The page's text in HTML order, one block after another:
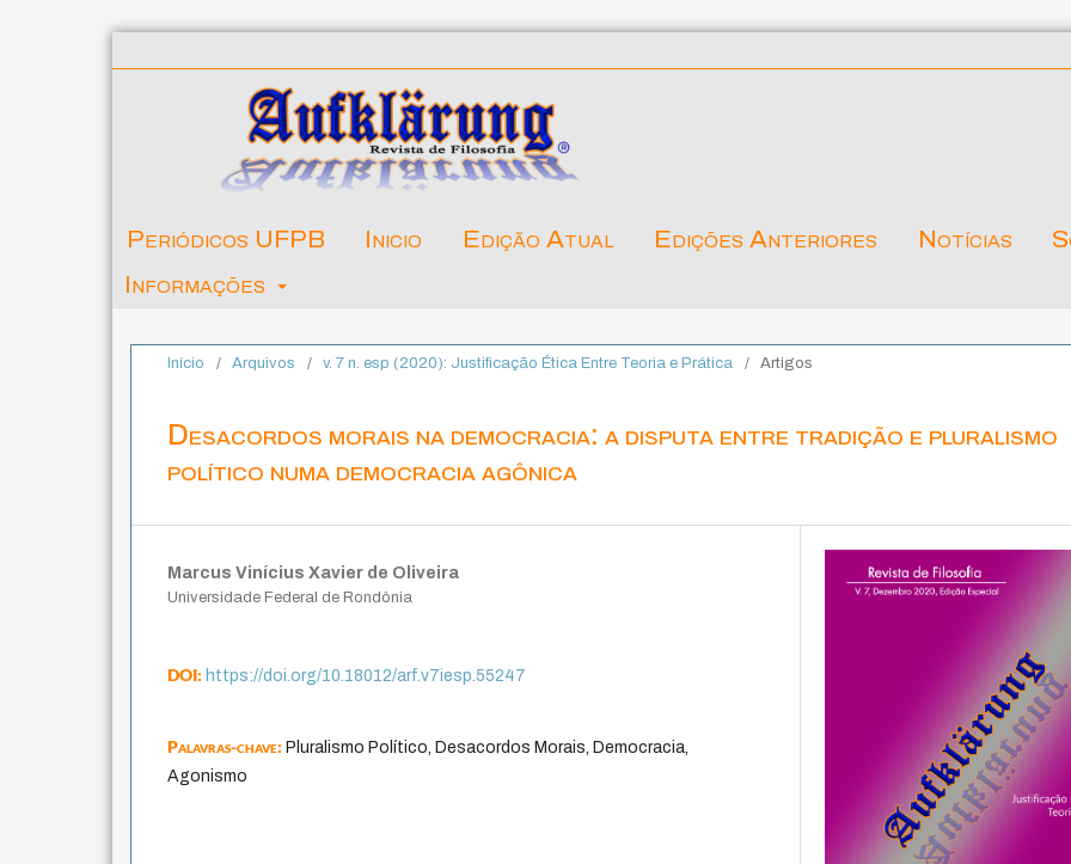
Periódicos UFPB Inicio Edição Atual Edições Anteriores Notícias
Informações
Início / Arquivos / v. 7 n. esp (2020): Justificação Ética Entre Teoria e Prática / Artigos
Desacordos morais na democracia: a disputa entre tradição e pluralismo
político numa democracia agônica
Marcus Vinícius Xavier de Oliveira
Universidade Federal de Rondônia
DOI:https://doi.org/10.18012/arf.v7iesp.55247
Palavras-chave:Pluralismo Político, Desacordos Morais, Democracia,
Agonismo